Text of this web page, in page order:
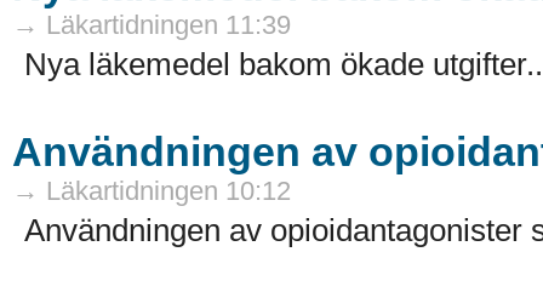
→ Läkartidningen 11:39
Nya läkemedel bakom ökade utgifter..
Användningen av
→ Läkartidningen 10:12
Användningen av opioidantagonister